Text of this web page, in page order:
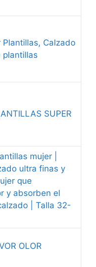
Plantillas, Calzado
plantillas
SUPER
mujer |
ultra finas y
que
y absorben el
| Talla 32-
OLOR